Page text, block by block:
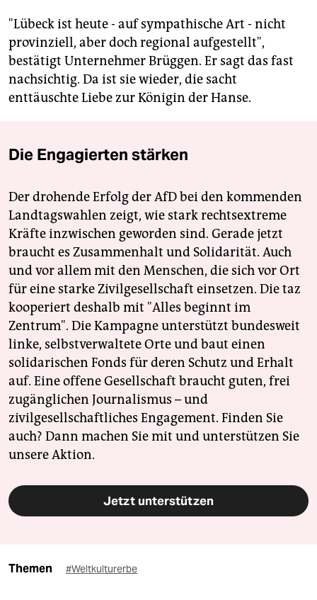
"Lübeck ist heute - auf sympathische Art - nicht
provinziell, aber doch regional aufgestellt",
bestätigt Unternehmer Brüggen. Er sagt das fast
nachsichtig. Da ist sie wieder, die sacht
enttäuschte Liebe zur Königin der Hanse.
Die Engagierten stärken
Der drohende Erfolg der AfD bei den kommenden
Landtagswahlen zeigt, wie stark rechtsextreme
Kräfte inzwischen geworden sind. Gerade jetzt
braucht es Zusammenhalt und Solidarität. Auch
und vor allem mit den Menschen, die sich vor Ort
für eine starke Zivilgesellschaft einsetzen. Die taz
kooperiert deshalb mit "Alles beginnt im
Zentrum". Die Kampagne unterstützt bundesweit
linke, selbstverwaltete Orte und baut einen
solidarischen Fonds für deren Schutz und Erhalt
auf. Eine offene Gesellschaft braucht guten, frei
zugänglichen Journalismus – und
zivilgesellschaftliches Engagement. Finden Sie
auch? Dann machen Sie mit und unterstützen Sie
unsere Aktion.
Jetzt unterstützen
Themen #Weltkulturerbe